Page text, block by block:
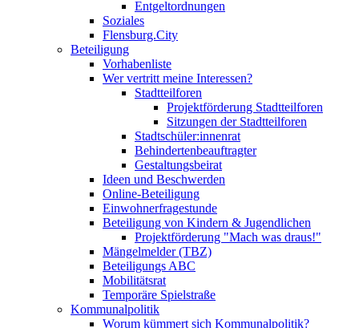
Entgeltordnungen
Soziales
Flensburg.City
Beteiligung
Vorhabenliste
Wer vertritt meine Interessen?
Stadtteilforen
Projektförderung Stadtteilforen
Sitzungen der Stadtteilforen
Stadtschüler:innenrat
Behindertenbeauftragter
Gestaltungsbeirat
Ideen und Beschwerden
Online-Beteiligung
Einwohnerfragestunde
Beteiligung von Kindern & Jugendlichen
Projektförderung "Mach was draus!"
Mängelmelder (TBZ)
Beteiligungs ABC
Mobilitätsrat
Temporäre Spielstraße
Kommunalpolitik
Worum kümmert sich Kommunalpolitik?